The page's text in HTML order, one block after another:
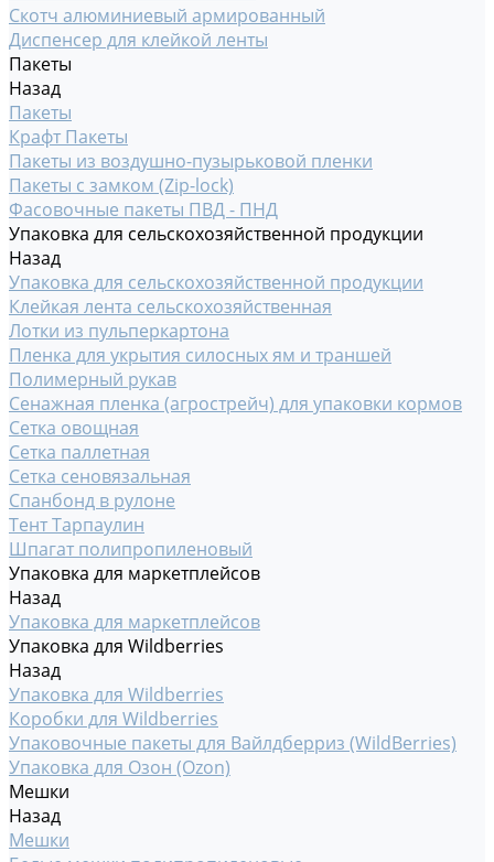
Скотч алюминиевый армированный
Диспенсер для клейкой ленты
Пакеты
Назад
Пакеты
Крафт Пакеты
Пакеты из воздушно-пузырьковой пленки
Пакеты с замком (Zip-lock)
Фасовочные пакеты ПВД - ПНД
Упаковка для сельскохозяйственной продукции
Назад
Упаковка для сельскохозяйственной продукции
Клейкая лента сельскохозяйственная
Лотки из пульперкартона
Пленка для укрытия силосных ям и траншей
Полимерный рукав
Сенажная пленка (агрострейч) для упаковки кормов
Сетка овощная
Сетка паллетная
Сетка сеновязальная
Спанбонд в рулоне
Тент Тарпаулин
Шпагат полипропиленовый
Упаковка для маркетплейсов
Назад
Упаковка для маркетплейсов
Упаковка для Wildberries
Назад
Упаковка для Wildberries
Коробки для Wildberries
Упаковочные пакеты для Вайлдберриз (WildBerries)
Упаковка для Озон (Ozon)
Мешки
Назад
Мешки